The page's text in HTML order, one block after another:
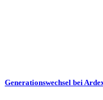
Generationswechsel bei